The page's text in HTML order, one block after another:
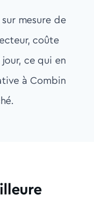
mesure de
coûte
ce qui en
à Combin